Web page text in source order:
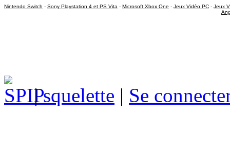
Nintendo Switch - Sony Playstation 4 et PS Vita - Microsoft Xbox One - Jeux Vidéo PC - Jeux
|squelette | Se